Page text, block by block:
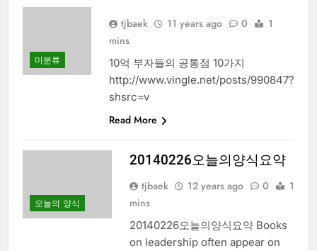
미분류
tjbaek 11 years ago 0
1
mins
10억 부자들의 공통점 10가지
http://www.vingle.net/posts/990847?
shsrc=v
Read More
오늘의 양식
20140226오늘의양식요약
tjbaek 12 years ago 0
1
mins
20140226오늘의양식요약 Books
on leadership often appear on